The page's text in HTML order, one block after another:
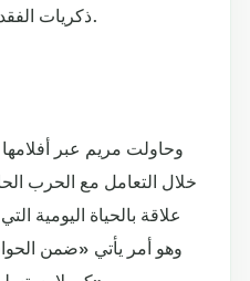
ذكريات الفقدان والغربة»، على حد وصفها.
وحاولت مريم عبر
خلال التعامل مع الحرب
علاقة بالحياة اليومية
وهو أمر يأتي «ضمن